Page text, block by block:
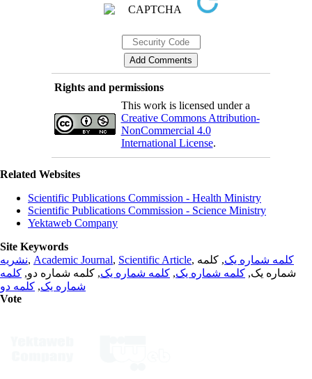
Rights and permissions
This work is licensed under a
Creative Commons Attribution-
NonCommercial 4.0
International License.
Related Websites
Scientific Publications Commission - Health Ministry
Scientific Publications Commission - Science Ministry
Yektaweb Company
Site Keywords
نشریه, Academic Journal, Scientific Article, کلمه شماره یک, کلمه
شماره یک, کلمه شماره یک, کلمه شماره یک, کلمه شماره دو, کلمه
شماره یک, کلمه دو
Vote